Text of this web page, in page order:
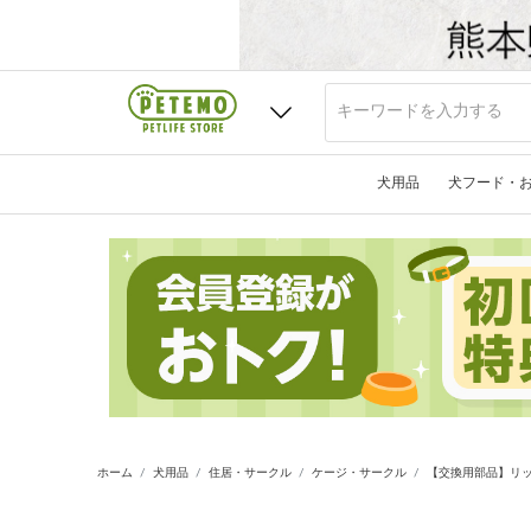
犬用品 犬フード・
ホーム 犬用品 住居・サークル ケージ・サークル 【交換用部品】リ